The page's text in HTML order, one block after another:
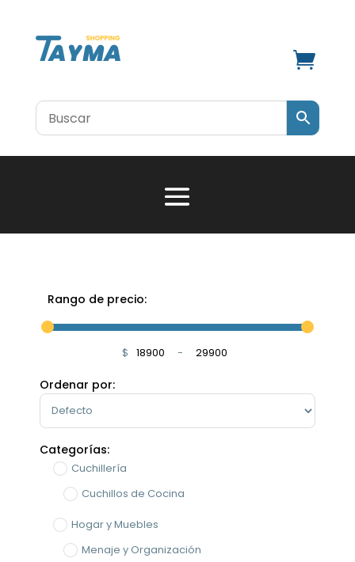

Rango de precio:
$ Minimum Price
-
Maximum Price
Ordenar por:
Sort Products
Categorías:
Cuchillería
Cuchillos de Cocina
Hogar y Muebles
Menaje y Organización